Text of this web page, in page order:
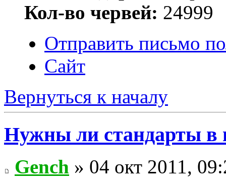
Кол-во червей: 24999
Отправить письмо
Сайт
Вернуться к началу
Нужны ли стандарты в
Gench » 04 окт 2011,